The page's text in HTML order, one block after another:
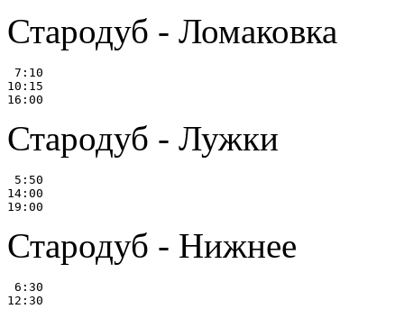
Стародуб - Ломаковка
7:10
10:15
Стародуб - Лужки
5:50
14:00
Стародуб - Нижнее
6:30
12:30